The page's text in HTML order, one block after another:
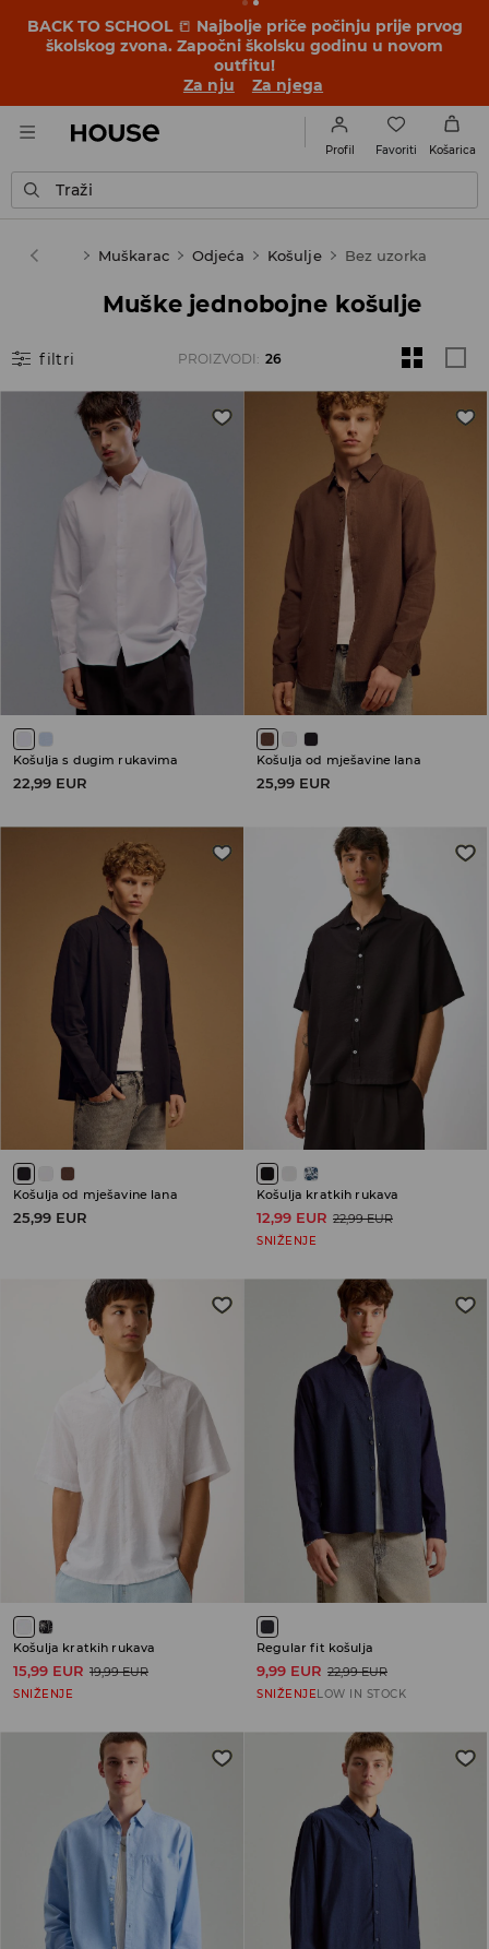
BACK TO SCHOOL 📒 Najbolje priče počinju prije prvog
školskog zvona. Započni školsku godinu u novom
outfitu!
Za nju
Za njega
Profil Favoriti Košarica
Traži
House Muškarac Odjeća Košulje Bez uzorka
Muške jednobojne košulje
filtri PROIZVODI : 26
Košulja s dugim rukavima
22,99 EUR
Košulja od mješavine lana
25,99 EUR
Košulja od mješavine lana
25,99 EUR
Košulja kratkih rukava
12,99 EUR 22,99 EUR
SNIŽENJE
Košulja kratkih rukava
15,99 EUR 19,99 EUR
SNIŽENJE
Regular fit košulja
9,99 EUR 22,99 EUR
SNIŽENJELOW IN STOCK